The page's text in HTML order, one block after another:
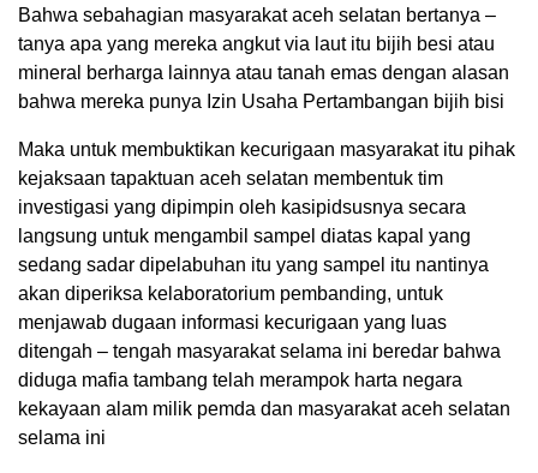
Bahwa sebahagian masyarakat aceh selatan bertanya –
tanya apa yang mereka angkut via laut itu bijih besi atau
mineral berharga lainnya atau tanah emas dengan alasan
bahwa mereka punya Izin Usaha Pertambangan bijih bisi
Maka untuk membuktikan kecurigaan masyarakat itu pihak
kejaksaan tapaktuan aceh selatan membentuk tim
investigasi yang dipimpin oleh kasipidsusnya secara
langsung untuk mengambil sampel diatas kapal yang
sedang sadar dipelabuhan itu yang sampel itu nantinya
akan diperiksa kelaboratorium pembanding, untuk
menjawab dugaan informasi kecurigaan yang luas
ditengah – tengah masyarakat selama ini beredar bahwa
diduga mafia tambang telah merampok harta negara
kekayaan alam milik pemda dan masyarakat aceh selatan
selama ini